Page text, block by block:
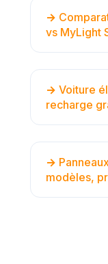
vs MyLight
Voiture
recharge
modèles,